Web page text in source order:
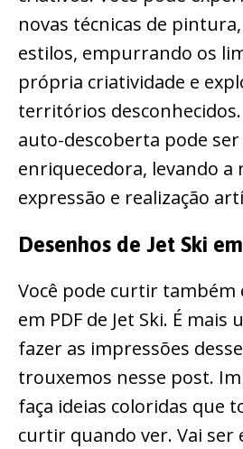
novas técnicas de
estilos, empurrando os
própria criatividade e
territórios
auto-descoberta pode
enriquecedora, levando a
expressão e realização
Desenhos de Jet Ski
Você pode curtir também
em PDF de Jet Ski. É mais
fazer as impressões
trouxemos nesse post.
faça ideias coloridas que
curtir quando ver. Vai ser